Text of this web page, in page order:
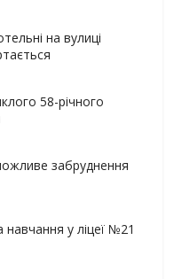
на вулиці
58-річного
забруднення
у ліцеї №21